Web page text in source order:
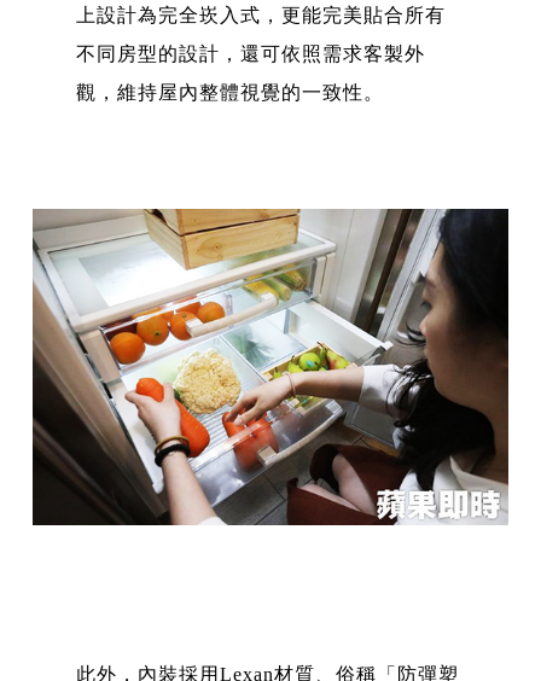
上設計為完全崁入式，更能完美貼合所有
不同房型的設計，還可依照需求客製外
觀，維持屋內整體視覺的一致性。
此外，內裝採用Lexan材質、俗稱「防彈塑